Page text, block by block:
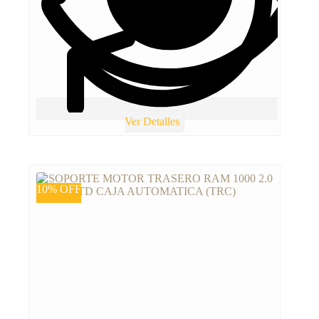
Ver Detalles
10% OFF